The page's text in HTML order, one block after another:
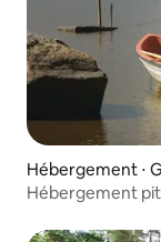
Hébergement ⋅
Hébergement